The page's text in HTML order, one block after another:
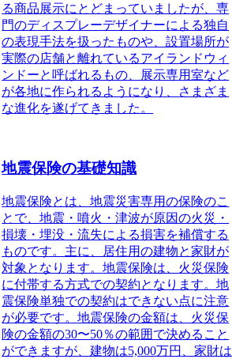
る商品展示にとどまっていましたが、専
門のディスプレーデザイナーによる独自
の表現手法を扱ったものや、設置場所が
実際の店舗と離れているアイランドウィ
ンドーと呼ばれるもの、展示専用室など
が各地に作られるようになり、さまざま
な進化を遂げてきました。
地震保険の基礎知識
地震保険とは、地震災害専用の保険のこ
とで、地震・噴火・津波が原因の火災・
損壊・埋没・流失による損害を補償する
ものです。主に、居住用の建物と家財が
対象となります。地震保険は、火災保険
に付帯する方式での契約となります。地
震保険単独での契約はできない点に注意
が必要です。地震保険の金額は、火災保
険の金額の30〜50％の範囲で決めること
ができますが、建物は5,000万円、家財は